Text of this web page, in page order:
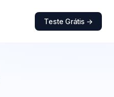
Teste Grátis →